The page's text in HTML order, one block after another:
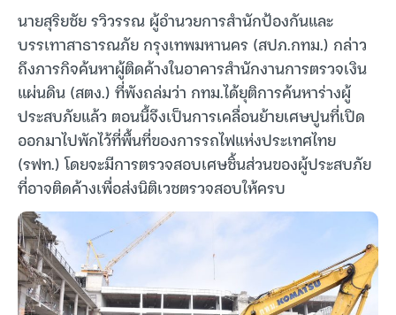
นายสุริยชัย รวิวรรณ ผู้อำนวยการสำนักป้องกันและ
บรรเทาสาธารณภัย กรุงเทพมหานคร (สปภ.กทม.) กล่าว
ถึงภารกิจค้นหาผู้ติดค้างในอาคารสำนักงานการตรวจเงิน
แผ่นดิน (สตง.) ที่พังถล่มว่า กทม.ได้ยุติการค้นหาร่างผู้
ประสบภัยแล้ว ตอนนี้จึงเป็นการเคลื่อนย้ายเศษปูนที่เปิด
ออกมาไปพักไว้ที่พื้นที่ของการรถไฟแห่งประเทศไทย
(รฟท.) โดยจะมีการตรวจสอบเศษชิ้นส่วนของผู้ประสบภัย
ที่อาจติดค้างเพื่อส่งนิติเวชตรวจสอบให้ครบ